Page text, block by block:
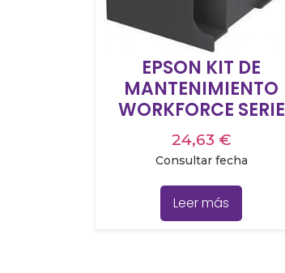
EPSON KIT DE
MANTENIMIENTO
WORKFORCE SERIE
3000
24,63 €
Consultar fecha
Leer más